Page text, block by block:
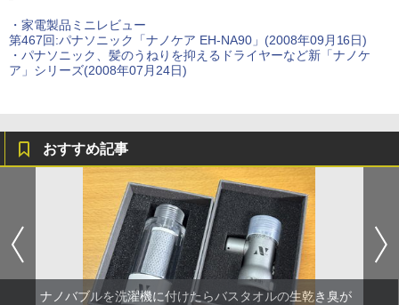
・家電製品ミニレビュー
第467回:パナソニック「ナノケア EH-NA90」(2008年09月16日)
・パナソニック、髪のうねりを抑えるドライヤーなど新「ナノケ
ア」シリーズ(2008年07月24日)
おすすめ記事
ナノバブルを洗濯機に付けたらバスタオルの生乾き臭が